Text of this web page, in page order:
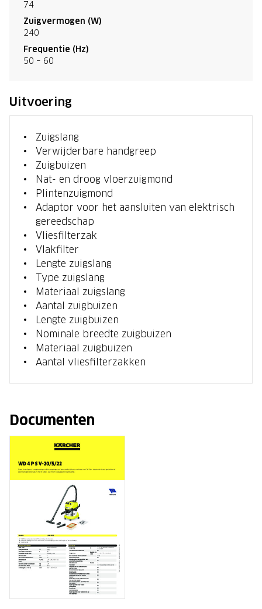
74
Zuigvermogen (W)
240
Frequentie (Hz)
50 – 60
Uitvoering
Zuigslang
Verwijderbare handgreep
Zuigbuizen
Nat- en droog vloerzuigmond
Plintenzuigmond
Adaptor voor het aansluiten van elektrisch
gereedschap
Vliesfilterzak
Vlakfilter
Lengte zuigslang
Type zuigslang
Materiaal zuigslang
Aantal zuigbuizen
Lengte zuigbuizen
Nominale breedte zuigbuizen
Materiaal zuigbuizen
Aantal vliesfilterzakken
Documenten